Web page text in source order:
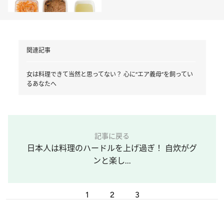
関連記事
女は料理できて当然と思ってない？ 心に“エア義母”を飼ってい
るあなたへ
記事に戻る
日本人は料理のハードルを上げ過ぎ！ 自炊がグ
ンと楽し...
1 2 3